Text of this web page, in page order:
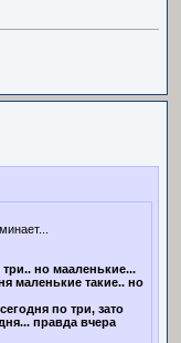
но мааленькие...
маленькие такие.. но
по три, зато
правда вчера